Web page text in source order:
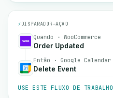
⚡ DISPARADOR→AÇÃO
Quando · WooCommerce
Order Updated
Então · Google Calendar
Delete Event
USE ESTE FLUXO DE TRABALHO